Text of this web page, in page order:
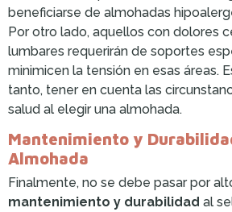
beneficiarse de almohadas
Por otro lado, aquellos con dolores
lumbares requerirán de soportes
minimicen la tensión en esas áreas.
tanto, tener en cuenta las
salud al elegir una almohada.
Mantenimiento y
Almohada
Finalmente, no se debe pasar por
mantenimiento y durabilidad al